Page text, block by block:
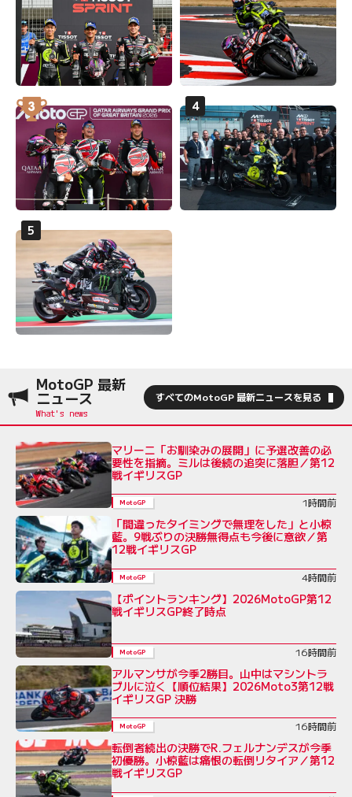
MotoGP 最新
ニュース すべてのMotoGP 最新ニュースを見る
マリーニ「お馴染みの展開」に予選改善の必
要性を指摘。ミルは後続の追突に落胆／第12
戦イギリスGP
MotoGP 1時間前
「間違ったタイミングで無理をした」と小椋
藍。9戦ぶりの決勝無得点も今後に意欲／第
12戦イギリスGP
MotoGP 4時間前
【ポイントランキング】2026MotoGP第12
戦イギリスGP終了時点
MotoGP 16時間前
アルマンサが今季2勝目。山中はマシントラ
ブルに泣く【順位結果】2026Moto3第12戦
イギリスGP 決勝
MotoGP 16時間前
転倒者続出の決勝でR.フェルナンデスが今季
初優勝。小椋藍は痛恨の転倒リタイア／第12
戦イギリスGP